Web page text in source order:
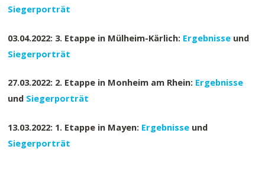
Siegerporträt
03.04.2022: 3. Etappe in Mülheim-Kärlich: Ergebnisse und
Siegerporträt
27.03.2022: 2. Etappe in Monheim am Rhein: Ergebnisse
und Siegerporträt
13.03.2022: 1. Etappe in Mayen: Ergebnisse und
Siegerporträt